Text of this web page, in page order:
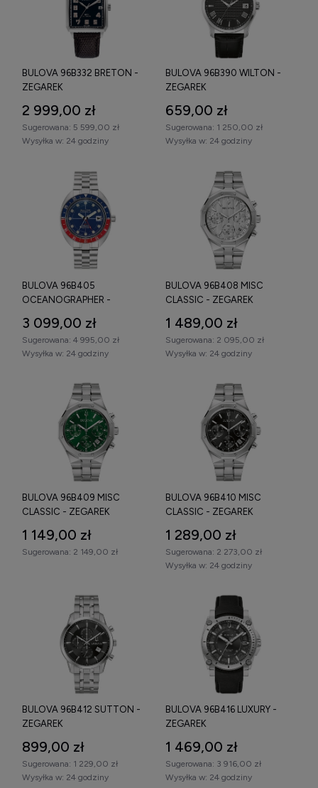
BULOVA 96B332 BRETON -
ZEGAREK
2 999,00 zł
Wysyłka w: 24 godziny
Sugerowana: 5 599,00 zł
BULOVA 96B390 WILTON -
ZEGAREK
659,00 zł
Wysyłka w: 24 godziny
Sugerowana: 1 250,00 zł
BULOVA 96B405
OCEANOGRAPHER -
3 099,00 zł
Wysyłka w: 24 godziny
Sugerowana: 4 995,00 zł
BULOVA 96B408 MISC
CLASSIC - ZEGAREK
1 489,00 zł
Wysyłka w: 24 godziny
Sugerowana: 2 095,00 zł
BULOVA 96B409 MISC
CLASSIC - ZEGAREK
1 149,00 zł
Sugerowana: 2 149,00 zł
BULOVA 96B410 MISC
CLASSIC - ZEGAREK
1 289,00 zł
Wysyłka w: 24 godziny
Sugerowana: 2 273,00 zł
BULOVA 96B412 SUTTON -
ZEGAREK
899,00 zł
Wysyłka w: 24 godziny
Sugerowana: 1 229,00 zł
BULOVA 96B416 LUXURY -
ZEGAREK
1 469,00 zł
Wysyłka w: 24 godziny
Sugerowana: 3 916,00 zł